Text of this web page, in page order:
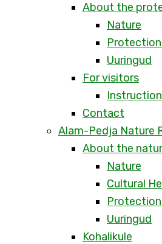
About the
Nature
Uuringud
For visitors
Contact
Alam-Pedja Nature
About the
Nature
Cultural
Uuringud
Kohalikule